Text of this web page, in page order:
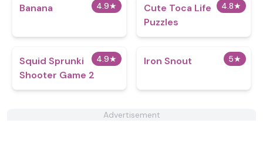
4.9★
Banana 4.8★
Cute Toca Life
Puzzles
4.9★
Squid Sprunki
Shooter Game 2
5★
Iron Snout
Advertisement